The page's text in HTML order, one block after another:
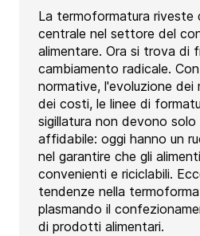
La termoformatura riveste
centrale nel settore del
alimentare. Ora si trova di
cambiamento radicale.
normative, l'evoluzione dei
dei costi, le linee di
sigillatura non devono
affidabile: oggi hanno un
nel garantire che gli
convenienti e riciclabili.
tendenze nella
plasmando il
di prodotti alimentari.